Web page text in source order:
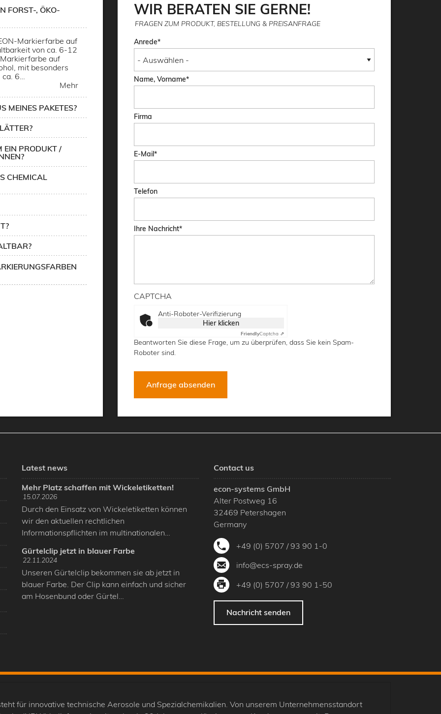
FORST-, ÖKO-
Markierfarbe auf
von ca. 6-12
auf
mit besonders
ca. 6…
Mehr
MEINES PAKETES?
EIN PRODUKT /
CHEMICAL
WIR BERATEN SIE GERNE!
FRAGEN ZUM PRODUKT, BESTELLUNG & PREISANFRAGE
Anrede
Name, Vorname
Firma
E-Mail
Telefon
Ihre Nachricht
CAPTCHA
Anti-Roboter-Verifizierung
Hier klicken
FriendlyCaptcha ⇗
Beantworten Sie diese Frage, um zu überprüfen, dass Sie kein Spam-
Roboter sind.
Latest news
Mehr Platz schaffen mit Wickeletiketten!
15.07.2026
Durch den Einsatz von Wickeletiketten können
wir den aktuellen rechtlichen
Informationspflichten im multinationalen…
Gürtelclip jetzt in blauer Farbe
22.11.2024
Unseren Gürtelclip bekommen sie ab jetzt in
blauer Farbe. Der Clip kann einfach und sicher
am Hosenbund oder Gürtel…
Contact us
econ-systems GmbH
Alter Postweg 16
32469 Petershagen
Germany
+49 (0) 5707 / 93 90 1-0
info@ecs-spray.de
+49 (0) 5707 / 93 90 1-50
Nachricht senden
für innovative technische Aerosole und Spezialchemikalien. Von unserem Unternehmensstandort